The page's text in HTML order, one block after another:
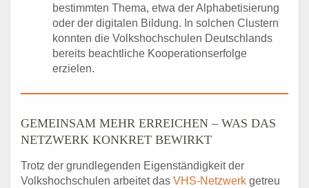
bestimmten Thema, etwa der Alphabetisierung
oder der digitalen Bildung. In solchen Clustern
konnten die Volkshochschulen Deutschlands
bereits beachtliche Kooperationserfolge
erzielen.
GEMEINSAM MEHR ERREICHEN – WAS DAS
NETZWERK KONKRET BEWIRKT
Trotz der grundlegenden Eigenständigkeit der
Volkshochschulen arbeitet das VHS-Netzwerk getreu